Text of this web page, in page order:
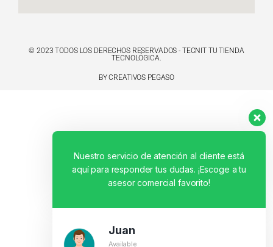
© 2023 TODOS LOS DERECHOS RESERVADOS - TECNIT TU TIENDA
TECNOLÓGICA.
BY CREATIVOS PEGASO
Nuestro servicio de atención al cliente está
aquí para responder tus dudas. ¡Escoge a tu
asesor comercial favorito!
Juan
Available